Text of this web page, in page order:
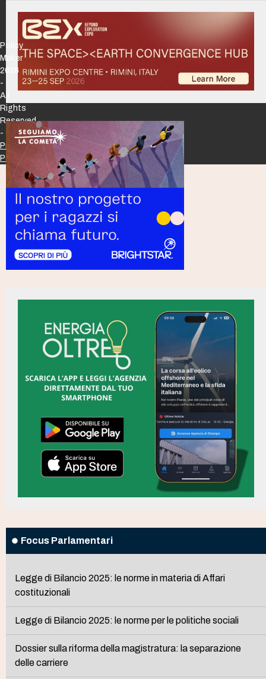
Focus Parlamentari
Legge di Bilancio 2025: le norme in materia di Affari
costituzionali
Legge di Bilancio 2025: le norme per le politiche sociali
Dossier sulla riforma della magistratura: la separazione
delle carriere
Policy
Maker
2026
-
All
Rights
Reserved
-
Privacy
Policy